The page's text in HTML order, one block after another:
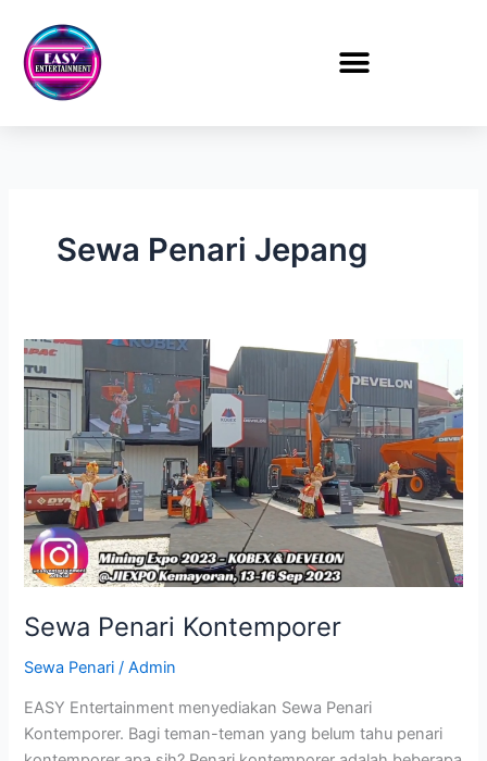
konten
Sewa Penari Jepang
Sewa Penari Kontemporer
Sewa Penari /Admin
EASY Entertainment menyediakan Sewa Penari
Kontemporer. Bagi teman-teman yang belum tahu penari
Sewa
Penari
Kontemporer